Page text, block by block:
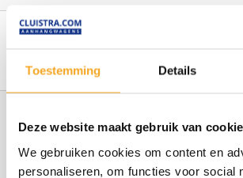
Toestemming Details
Deze website maakt gebruik van
We gebruiken cookies om content en
personaliseren, om functies voor social